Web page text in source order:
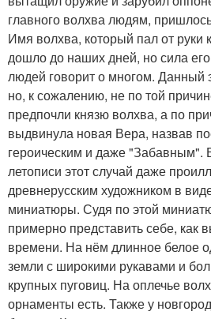
главного волхва людям,
Имя волхва, который пал от руки
дошло до наших дней, но сила
людей говорит о многом. Данный
но, к сожалению, не по той
предпочли князю волхва, а по
выдвинула новая Вера, назвав
героическим и даже "Забавным".
летописи этот случай даже
древнерусским художником в
миниатюры. Судя по этой
примерно представить себе, как
времени. На нём длинное белое
земли с широкими рукавами и
крупных пуговиц. На оплечье
орнаменты есть. Также у